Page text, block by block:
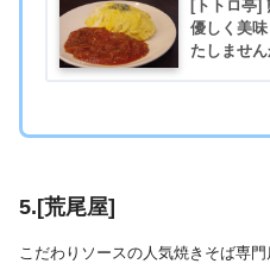
[トトロ亭]
優しく美
たしません
5.[荒尾屋]
こだわりソースの人気焼きそば専